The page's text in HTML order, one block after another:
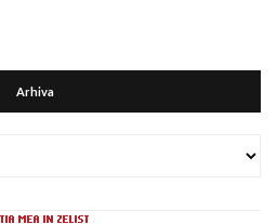
Arhiva